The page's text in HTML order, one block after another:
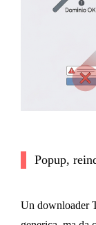
Popup,
Un downloader